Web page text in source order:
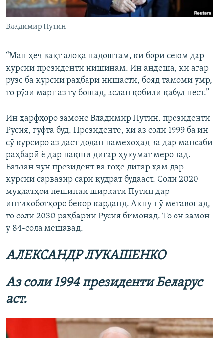
Владимир Путин
“Ман ҳеч вақт алоқа надоштам, ки бори сеюм дар
курсии президентӣ нишинам. Ин андеша, ки агар
рӯзе ба курсии раҳбари нишастӣ, бояд тамоми умр,
то рӯзи марг аз ту бошад, аслан қобили қабул нест.”
Ин ҳарфҳоро замоне Владимир Путин, президенти
Русия, гуфта буд. Президенте, ки аз соли 1999 ба ин
сӯ курсиро аз даст додан намехоҳад ва дар мансаби
раҳбарӣ ё дар нақши дигар ҳукумат меронад.
Баъзан чун президент ва гоҳе дигар ҳам дар
курсии сарвазир сари қудрат будааст. Соли 2020
муҳлатҳои пешинаи ширкати Путин дар
интихоботҳоро бекор карданд. Акнун ӯ метавонад,
то соли 2030 раҳбарии Русия бимонад. То он замон
ӯ 84-сола мешавад.
АЛЕКСАНДР ЛУКАШЕНКО
Аз соли 1994 президенти Беларус
аст.